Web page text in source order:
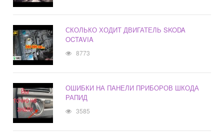
СКОЛЬКО ХОДИТ ДВИГАТЕЛЬ SKODA
OCTAVIA
8773
ОШИБКИ НА ПАНЕЛИ ПРИБОРОВ ШКОДА
РАПИД
3585